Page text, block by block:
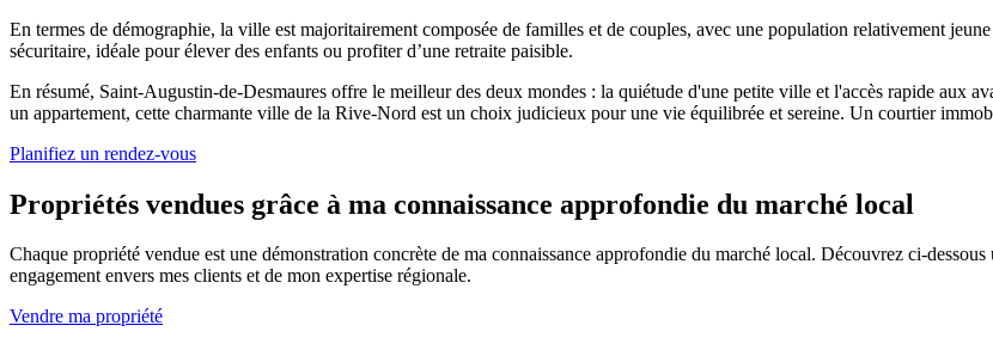
En termes de démographie, la ville est majoritairement composée de familles et de couples, avec une population relativement
sécuritaire, idéale pour élever des enfants ou profiter d’une retraite paisible.
En résumé, Saint-Augustin-de-Desmaures offre le meilleur des deux mondes : la quiétude d'une petite ville et l'accès rapide aux
un appartement, cette charmante ville de la Rive-Nord est un choix judicieux pour une vie équilibrée et sereine. Un courtier
Planifiez un rendez-vous
Propriétés vendues grâce à ma connaissance approfondie du marché local
Chaque propriété vendue est une démonstration concrète de ma connaissance approfondie du marché local. Découvrez ci-
engagement envers mes clients et de mon expertise régionale.
Vendre ma propriété